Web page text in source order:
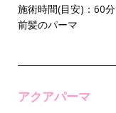
施術時間(目安)：60分
前髪のパーマ
アクアパーマ